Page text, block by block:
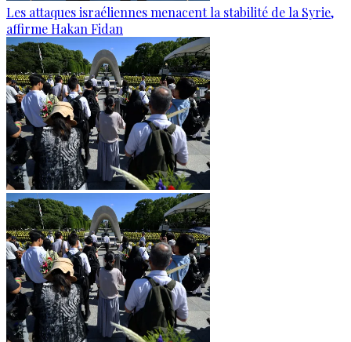
Les attaques israéliennes menacent la stabilité de la Syrie,
affirme Hakan Fidan